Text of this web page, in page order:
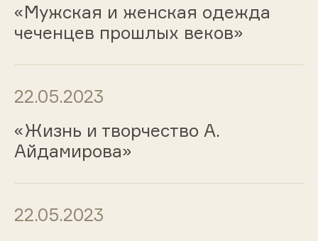
«Мужская и женская одежда
чеченцев прошлых веков»
22.05.2023
«Жизнь и творчество А.
Айдамирова»
22.05.2023